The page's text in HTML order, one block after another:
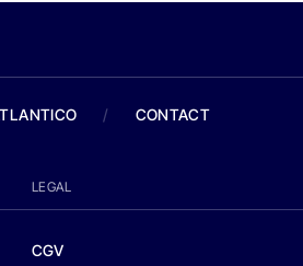
/ CONTACT
LEGAL
CGV